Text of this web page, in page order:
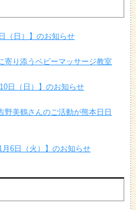
（日）】のお知らせ
り添うベビーマッサージ教室
日（日）】のお知らせ
野美鶴さんのご活動が熊本日日
6日（火）】のお知らせ